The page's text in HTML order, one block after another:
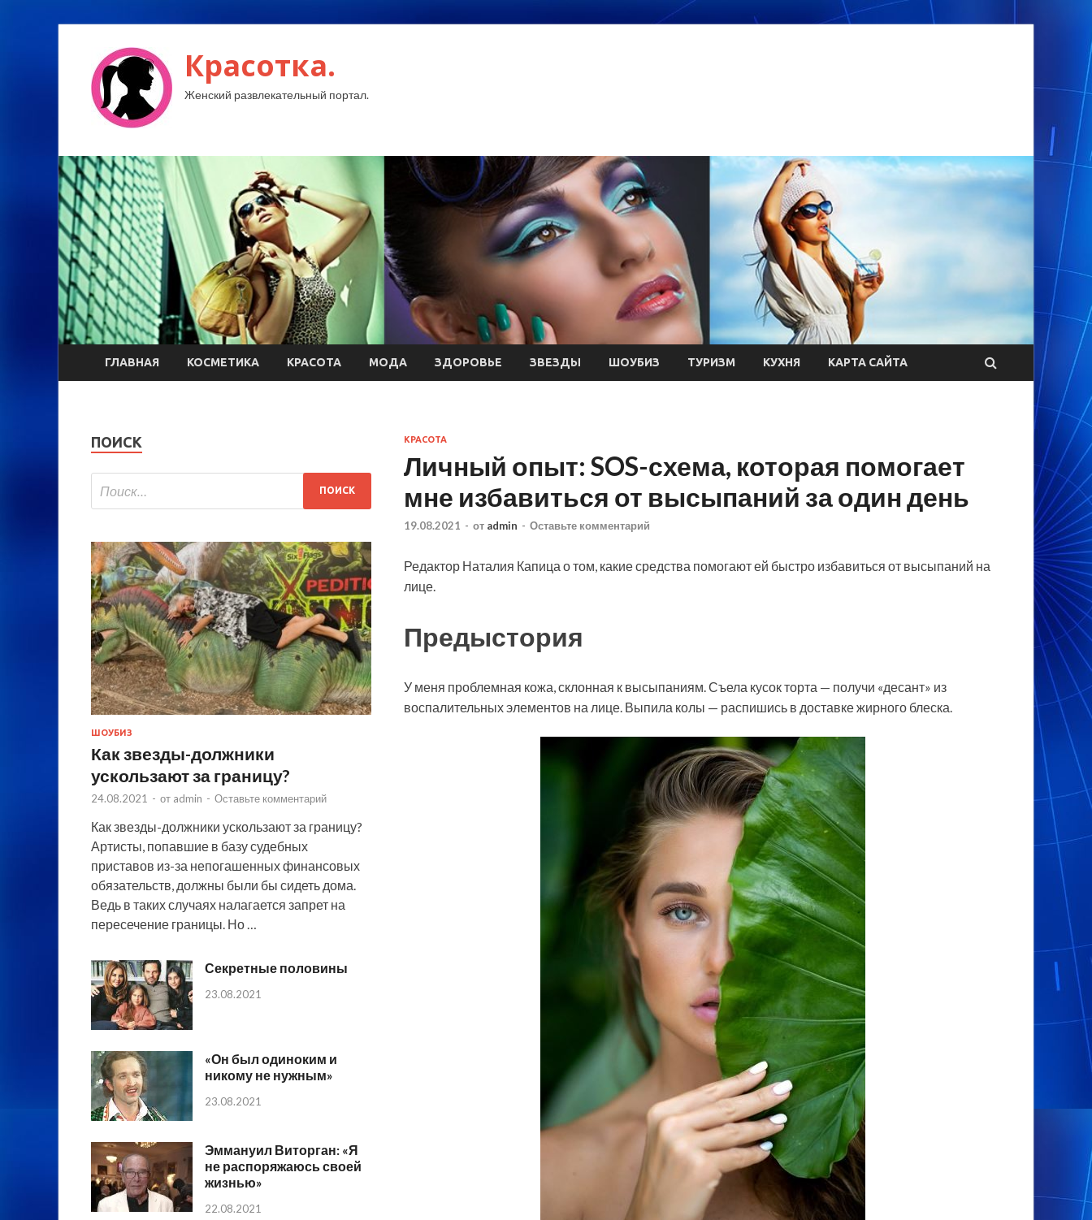
Красотка.
Женский развлекательный портал.
ГЛАВНАЯ КОСМЕТИКА КРАСОТА МОДА ЗДОРОВЬЕ ЗВЕЗДЫ ШОУБИЗ ТУРИЗМ КУХНЯ КАРТА САЙТА
КРАСОТА
Личный опыт: SOS-схема, которая помогает
мне избавиться от высыпаний за один день
19.08.2021 - от admin - Оставьте комментарий
Редактор Наталия Капица о том, какие средства помогают ей быстро избавиться от высыпаний на
лице.
Предыстория
У меня проблемная кожа, склонная к высыпаниям. Съела кусок торта — получи «десант» из
воспалительных элементов на лице. Выпила колы — распишись в доставке жирного блеска.
ПОИСК
ШОУБИЗ
Как звезды-должники
ускользают за границу?
24.08.2021 - от admin - Оставьте комментарий
Как звезды-должники ускользают за границу?
Артисты, попавшие в базу судебных
приставов из-за непогашенных финансовых
обязательств, должны были бы сидеть дома.
Ведь в таких случаях налагается запрет на
пересечение границы. Но …
Секретные половины
23.08.2021
«Он был одиноким и
никому не нужным»
23.08.2021
Эммануил Виторган: «Я
не распоряжаюсь своей
жизнью»
22.08.2021